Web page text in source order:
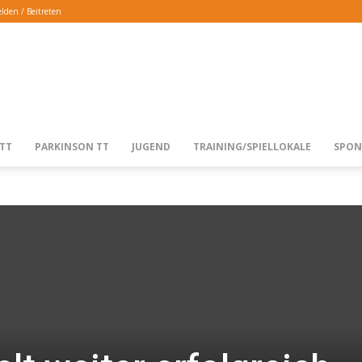
/ Beitreten
PARKINSON TT JUGEND TRAINING/SPIELLOKALE